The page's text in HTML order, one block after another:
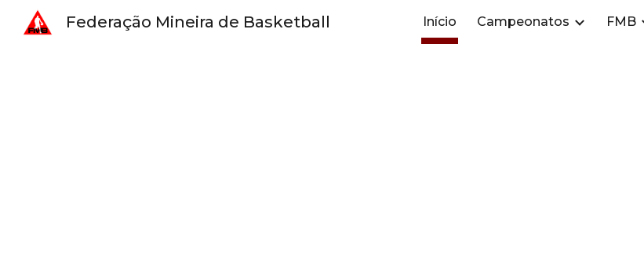
Skip to main content
Federação Mineira de Basketball Início Campeonatos FMB